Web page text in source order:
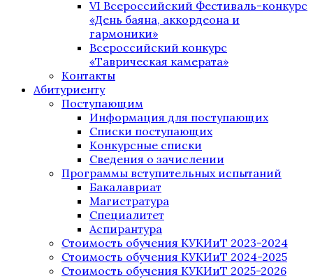
VI Всероссийский Фестиваль-конкурс
«День баяна, аккордеона и
гармоники»
Всероссийский конкурс
«Таврическая камерата»
Контакты
Абитуриенту
Поступающим
Информация для поступающих
Списки поступающих
Конкурсные списки
Сведения о зачислении
Программы вступительных испытаний
Бакалавриат
Магистратура
Специалитет
Аспирантура
Стоимость обучения КУКИиТ 2023-2024
Стоимость обучения КУКИиТ 2024-2025
Стоимость обучения КУКИиТ 2025-2026